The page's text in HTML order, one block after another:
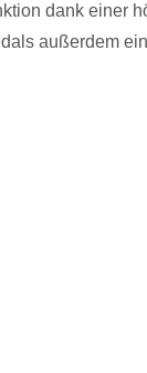
dank einer
außerdem